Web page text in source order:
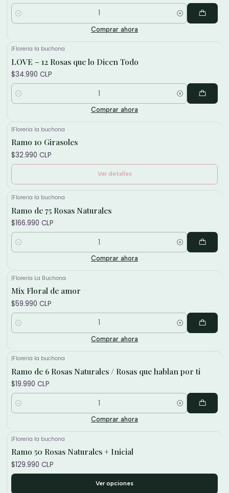
Cantidad
Comprar ahora
|Floreria la buchona
LOVE – 12 Rosas que lo Dicen Todo
$34.990 CLP
Cantidad
Comprar ahora
No disponible
|Floreria la buchona
Ramo 10 Girasoles
$32.990 CLP
Ver detalles
|Floreria la buchona
Ramo de 75 Rosas Naturales
$166.990 CLP
Cantidad
Comprar ahora
|Floreria La Buchona
Mix Floral de amor
$59.990 CLP
Cantidad
Comprar ahora
|Floreria la buchona
Ramo de 6 Rosas Naturales / Rosas que hablan por ti
$19.990 CLP
Cantidad
Comprar ahora
|Floreria la buchona
Ramo 50 Rosas Naturales + Inicial
$129.990 CLP
Ver opciones